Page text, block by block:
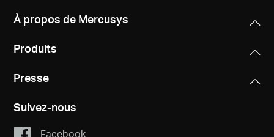
À propos de Mercusys
Produits
Presse
Suivez-nous
Facebook